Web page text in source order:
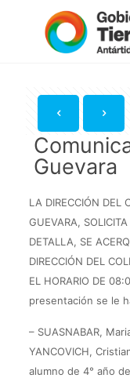
Guevara
LA DIRECCIÓN DEL
GUEVARA,
DETALLA, SE
DIRECCIÓN DEL
EL HORARIO DE
presentación se le
– SUASNABAR,
YANCOVICH,
alumno de 4° año